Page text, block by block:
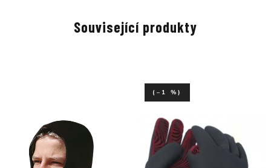
Související produkty
(–1 %)